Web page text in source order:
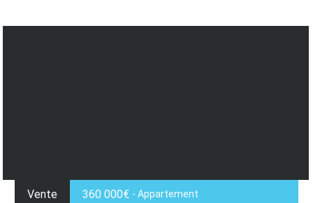
Vente 360 000€ - Appartement